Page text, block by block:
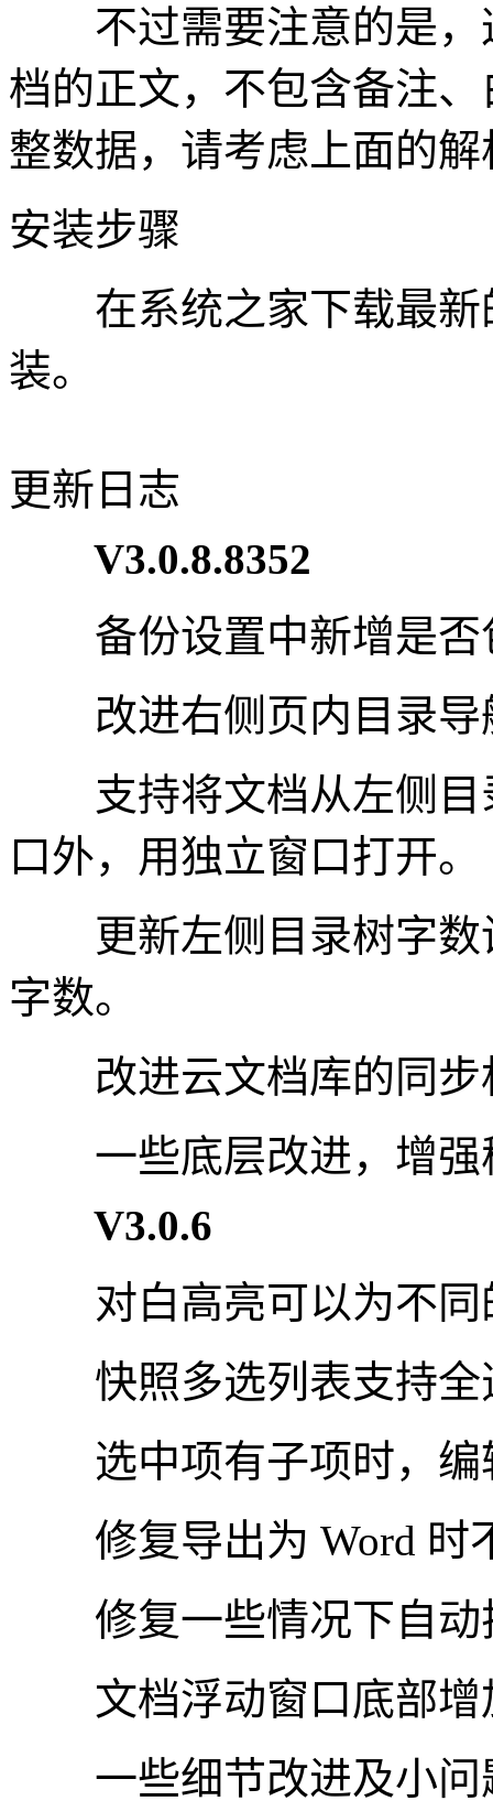
不过需要注意的是，
档的正文，不包含备注
整数据，请考虑上面的
安装步骤
在系统之家下载最新
装。
更新日志
V3.0.8.8352
备份设置中新增是否
改进右侧页内目录导
支持将文档从左侧目
口外，用独立窗口打开。
更新左侧目录树字数
字数。
改进云文档库的同步
一些底层改进，增强
V3.0.6
对白高亮可以为不同
快照多选列表支持全
选中项有子项时，编
修复导出为 Word 时
修复一些情况下自动
文档浮动窗口底部增
一些细节改进及小问